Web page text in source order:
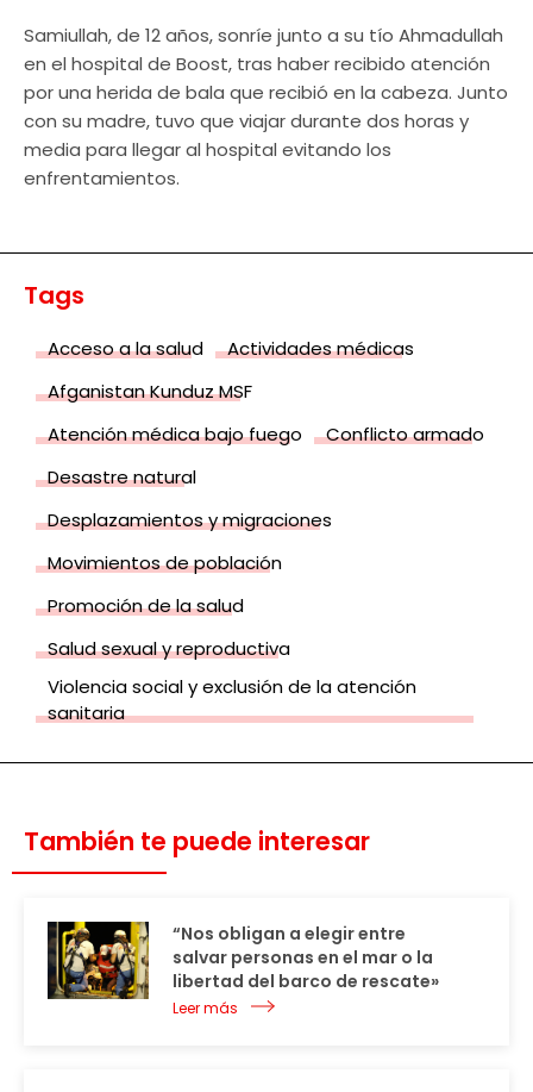
Samiullah, de 12 años, sonríe junto a su tío Ahmadullah
en el hospital de Boost, tras haber recibido atención
por una herida de bala que recibió en la cabeza. Junto
con su madre, tuvo que viajar durante dos horas y
media para llegar al hospital evitando los
enfrentamientos.
Tags
Acceso a la salud
Actividades médicas
Afganistan Kunduz MSF
Atención médica bajo fuego
Conflicto armado
Desastre natural
Desplazamientos y migraciones
Movimientos de población
Promoción de la salud
Salud sexual y reproductiva
Violencia social y exclusión de la atención
sanitaria
También te puede interesar
“Nos obligan a elegir entre
salvar personas en el mar o la
libertad del barco de rescate»
Leer más